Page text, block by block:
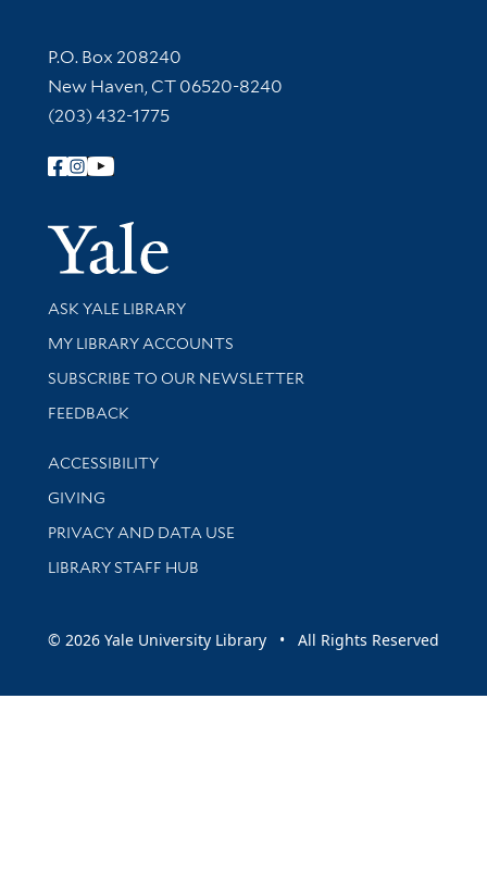
Contact Information
P.O. Box 208240
New Haven, CT 06520-8240
(203) 432-1775
Follow Yale Library
Yale
Library Services
ASK YALE LIBRARY
Get research help and support
MY LIBRARY ACCOUNTS
SUBSCRIBE TO OUR NEWSLETTER
Stay updated with library news and events
FEEDBACK
Library Information
ACCESSIBILITY
GIVING
PRIVACY AND DATA USE
LIBRARY STAFF HUB
© 2026 Yale University Library • All Rights Reserved